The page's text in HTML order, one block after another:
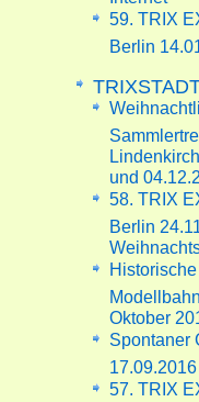
59. TRIX
Berlin
und
58. TRIX
Berlin
Historische
Oktober
Spontaner
17.09.2016
57. TRIX